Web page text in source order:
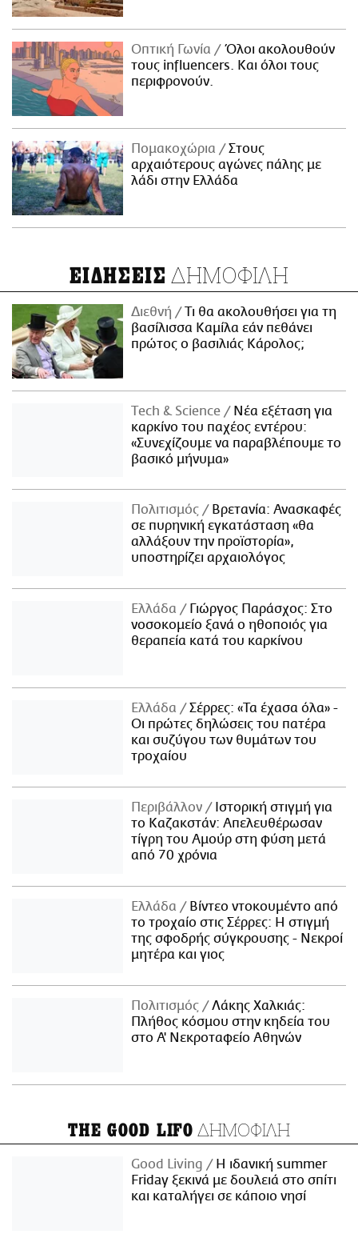
Οπτική Γωνία
Όλοι ακολουθούν
τους influencers. Και όλοι τους
περιφρονούν.
Πομακοχώρια
Στους
αρχαιότερους αγώνες πάλης με
λάδι στην Ελλάδα
ΕΙΔΗΣΕΙΣ ΔΗΜΟΦΙΛΗ
Διεθνή
Τι θα ακολουθήσει για τη
βασίλισσα Καμίλα εάν πεθάνει
πρώτος ο βασιλιάς Κάρολος;
Τech & Science
Νέα εξέταση για
καρκίνο του παχέος εντέρου:
«Συνεχίζουμε να παραβλέπουμε το
βασικό μήνυμα»
Πολιτισμός
Βρετανία: Ανασκαφές
σε πυρηνική εγκατάσταση «θα
αλλάξουν την προϊστορία»,
υποστηρίζει αρχαιολόγος
Ελλάδα
Γιώργος Παράσχος: Στο
νοσοκομείο ξανά ο ηθοποιός για
θεραπεία κατά του καρκίνου
Ελλάδα
Σέρρες: «Τα έχασα όλα» -
Οι πρώτες δηλώσεις του πατέρα
και συζύγου των θυμάτων του
τροχαίου
Περιβάλλον
Ιστορική στιγμή για
το Καζακστάν: Απελευθέρωσαν
τίγρη του Αμούρ στη φύση μετά
από 70 χρόνια
Ελλάδα
Βίντεο ντοκουμέντο από
το τροχαίο στις Σέρρες: Η στιγμή
της σφοδρής σύγκρουσης - Νεκροί
μητέρα και γιος
Πολιτισμός
Λάκης Χαλκιάς:
Πλήθος κόσμου στην κηδεία του
στο Α' Νεκροταφείο Αθηνών
THE GOOD LIFO ΔΗΜΟΦΙΛΗ
Good Living
Η ιδανική summer
Friday ξεκινά με δουλειά στο σπίτι
και καταλήγει σε κάποιο νησί